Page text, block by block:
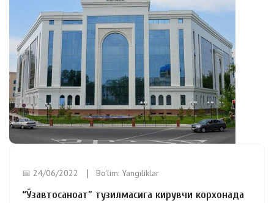
📅 24/06/2022 Bo'lim: Yangiliklar
“Ўзавтосаноат” тузилмасига кирувчи корхонада